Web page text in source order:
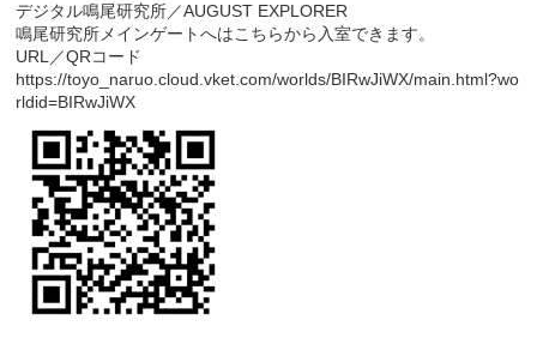
デジタル鳴尾研究所／AUGUST EXPLORER
鳴尾研究所メインゲートへはこちらから入室できます。
URL／QRコード
https://toyo_naruo.cloud.vket.com/worlds/BIRwJiWX/main.html?wo
rldid=BIRwJiWX